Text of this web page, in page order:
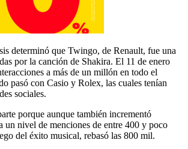
determinó que Twingo, de Renault, fue una
por la canción de Shakira. El 11 de enero
a más de un millón en todo el
pasó con Casio y Rolex, las cuales tenían
sociales.
porque aunque también incrementó
un nivel de menciones de entre 400 y poco
del éxito musical, rebasó las 800 mil.